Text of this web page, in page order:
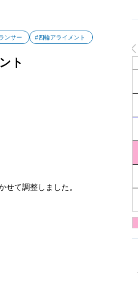
ンサー #四輪アライメント
ト
せて調整しました。